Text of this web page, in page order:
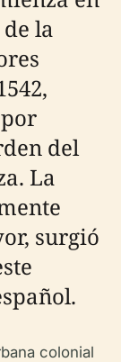
la
del
La
surgió
colonial